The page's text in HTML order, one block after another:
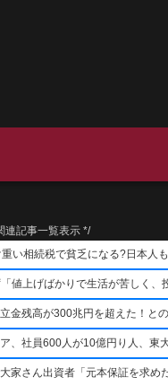
連記事一覧表示 */
い相続税で貧乏になる?日本人
値上げばかりで生活が苦しく、
立金残高が300兆円を超えた！と
ア、社員600人が10億円り人、東
家さん出資者「元本保証を求